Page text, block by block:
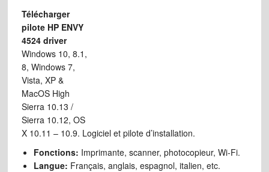
Télécharger
pilote HP ENVY
4524 driver
Windows 10, 8.1,
8, Windows 7,
Vista, XP &
MacOS High
Sierra 10.13 /
Sierra 10.12, OS
X 10.11 – 10.9. Logiciel et pilote d’installation.
Fonctions: Imprimante, scanner, photocopieur, Wi-Fi.
Langue: Français, anglais, espagnol, italien, etc.